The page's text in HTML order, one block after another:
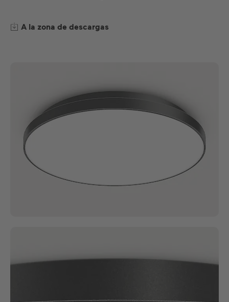
A la zona de descargas